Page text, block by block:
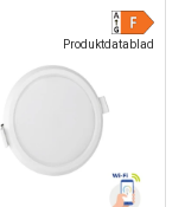
Produktdatablad